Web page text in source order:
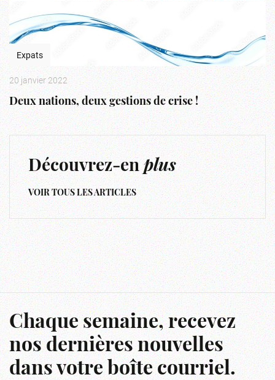
Expats
20 janvier 2022
Deux nations, deux gestions de crise !
Découvrez-enplus
VOIR TOUS LES ARTICLES
Chaque semaine, recevez
nos dernières nouvelles
dans votre boîte courriel.